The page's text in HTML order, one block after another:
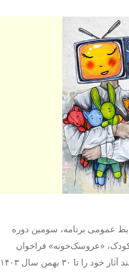
عمومی برنامه، سومین دوره
«عروسک‌خونه» فراخوان
خود را تمدید کرد و علاقه‌مندان می‌توانند آثار خود را تا ۳۰ بهمن سال ۱۴۰۳